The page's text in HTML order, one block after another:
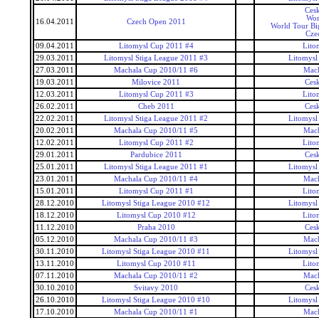
16.04.2011 Czech Open 2011
World Tour
09.04.2011
Litomysl Cup 2011 #4
29.03.2011
Litomysl Stiga League 2011 #3
Litomysl
27.03.2011
Machala Cup 2010/11 #6
19.03.2011
Milovice 2011
12.03.2011
Litomysl Cup 2011 #3
26.02.2011
Cheb 2011
22.02.2011
Litomysl Stiga League 2011 #2
Litomysl
20.02.2011
Machala Cup 2010/11 #5
12.02.2011
Litomysl Cup 2011 #2
29.01.2011
Pardubice 2011
25.01.2011
Litomysl Stiga League 2011 #1
Litomysl
23.01.2011
Machala Cup 2010/11 #4
15.01.2011
Litomysl Cup 2011 #1
28.12.2010
Litomysl Stiga League 2010 #12
Litomysl
18.12.2010
Litomysl Cup 2010 #12
11.12.2010
Praha 2010
05.12.2010
Machala Cup 2010/11 #3
30.11.2010
Litomysl Stiga League 2010 #11
Litomysl
13.11.2010
Litomysl Cup 2010 #11
07.11.2010
Machala Cup 2010/11 #2
30.10.2010
Svitavy 2010
26.10.2010
Litomysl Stiga League 2010 #10
Litomysl
17.10.2010
Machala Cup 2010/11 #1